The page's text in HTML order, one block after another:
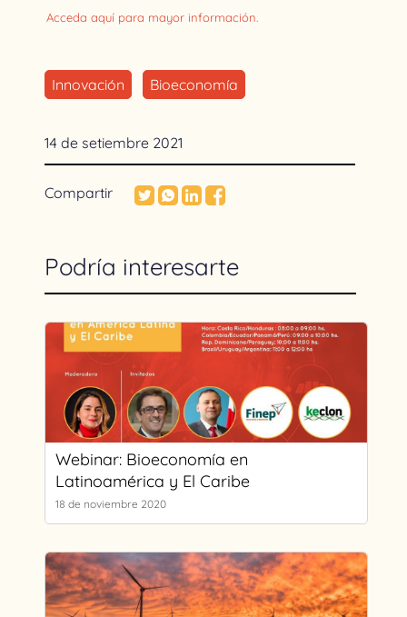
Acceda aquí para mayor información.
Innovación Bioeconomía
14 de setiembre 2021
Compartir
Podría interesarte
Webinar: Bioeconomía en
Latinoamérica y El Caribe
18 de noviembre 2020